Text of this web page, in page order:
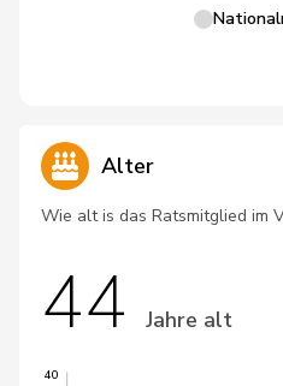
Alter
Wie alt is das Ratsmitglied im
44 Jahre alt
40